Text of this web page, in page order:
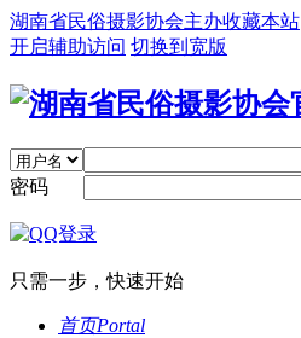
湖南省民俗摄影协会主办收藏本站
开启辅助访问 切换到宽版
密码
只需一步，快速开始
首页Portal